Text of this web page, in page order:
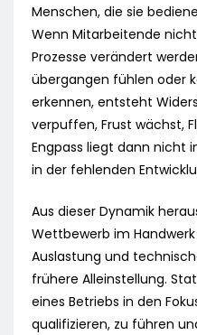
Menschen, die sie
Wenn Mitarbeitende
Prozesse verändert
übergangen fühlen oder
erkennen, entsteht
verpuffen, Frust wächst,
Engpass liegt dann nicht
in der fehlenden
Aus dieser Dynamik
Wettbewerb im
Auslastung und
frühere Alleinstellung.
eines Betriebs in den
qualifizieren, zu führen